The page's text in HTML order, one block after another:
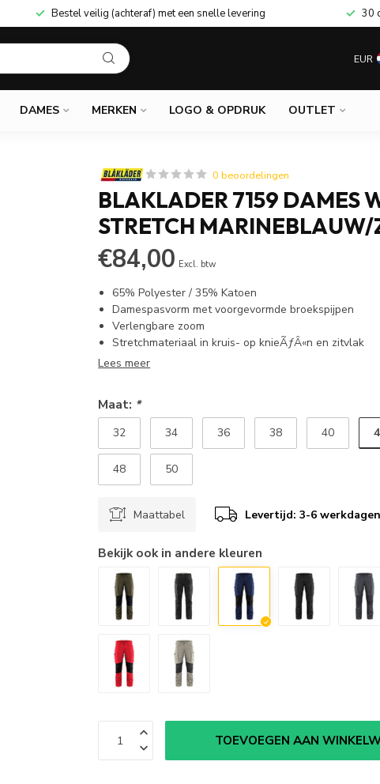
Bestel veilig (achteraf) met een snelle levering 30
EUR
DAMES MERKEN LOGO & OPDRUK OUTLET
0 beoordelingen
BLAKLADER 7159 DAMES
STRETCH
€84,00 Excl. btw
65% Polyester / 35% Katoen
Damespasvorm met voorgevormde broekspijpen
Verlengbare zoom
Stretchmateriaal in kruis- op knieÃƒÂ«n en zitvlak
Lees meer
Maat: *
32 34 36 38 40
48 50
Maattabel Levertijd: 3-6 werkdagen
Bekijk ook in andere kleuren
TOEVOEGEN AAN